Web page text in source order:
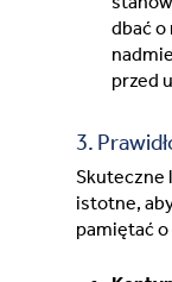
dbać o
przed
3.
Skuteczne
istotne,
pamiętać